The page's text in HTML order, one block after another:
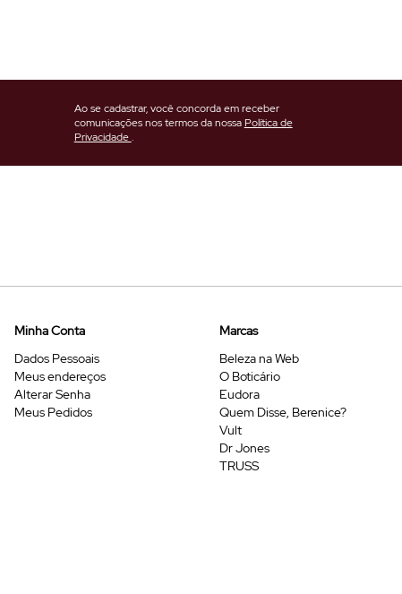
Ao se cadastrar, você concorda em receber
comunicações nos termos da nossa Política de
Privacidade.
Minha Conta
Dados Pessoais
Meus endereços
Alterar Senha
Meus Pedidos
Marcas
Beleza na Web
O Boticário
Eudora
Quem Disse, Berenice?
Vult
Dr Jones
TRUSS